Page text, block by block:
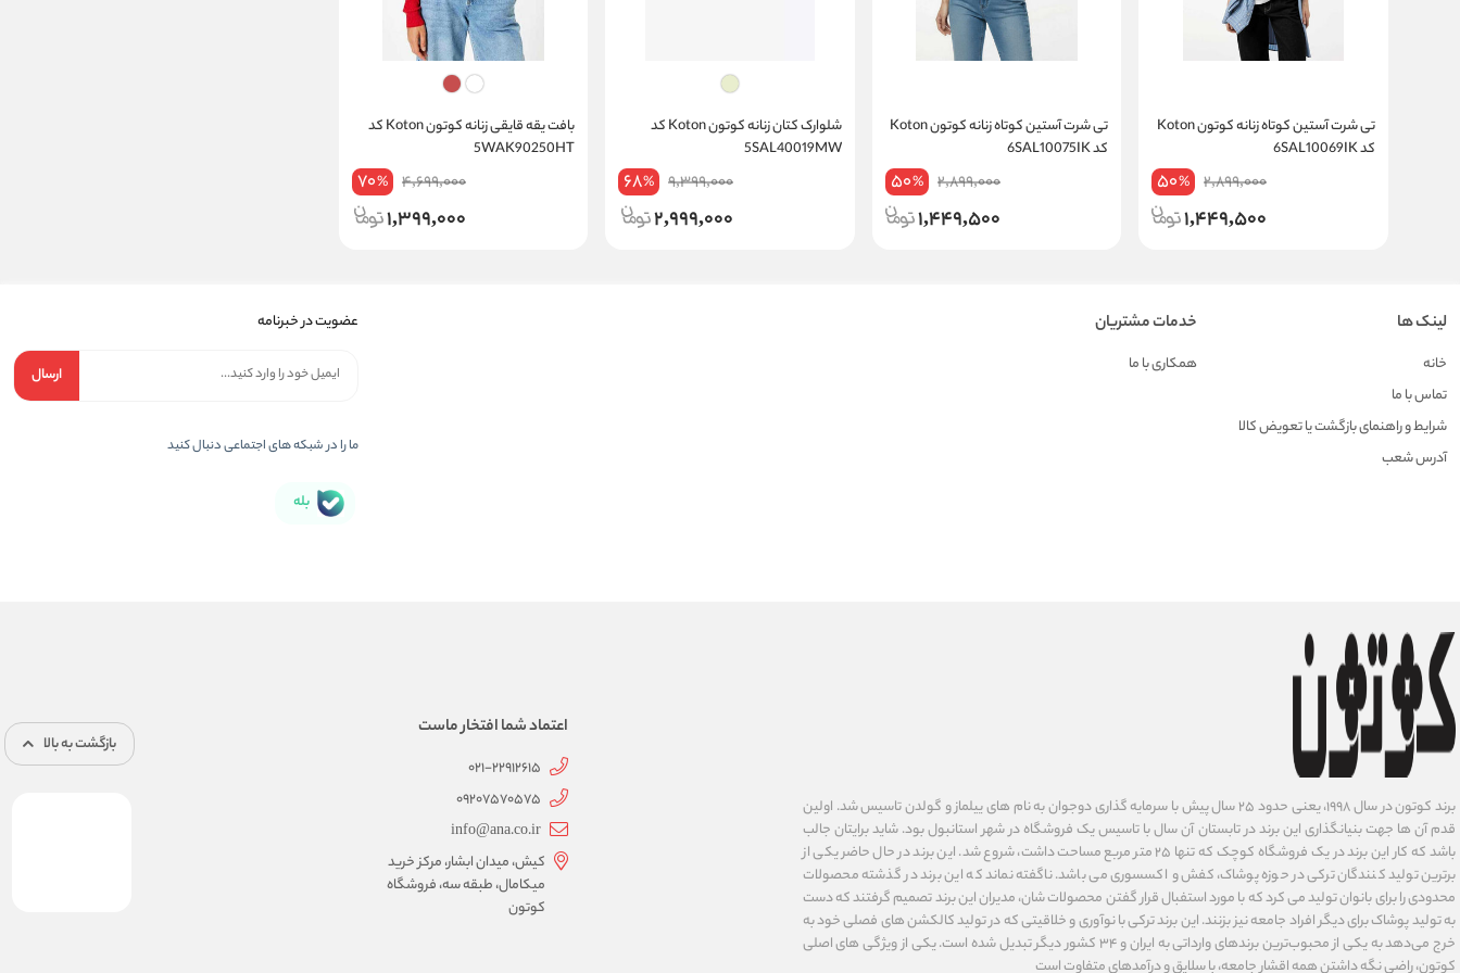
تی شرت آستین کوتاه زنانه کوتون Koton
کد 6SAL10069IK
2,899,000
50%
1,449,500
تی شرت آستین کوتاه زنانه کوتون Koton
کد 6SAL10075IK
2,899,000
50%
1,449,500
شلوارک کتان زنانه کوتون Koton کد
5SAL40019MW
9,399,000
68%
2,999,000
بافت یقه قایقی زنانه کوتون Koton کد
5WAK90250HT
4,699,000
70%
1,399,000
لینک ها
خانه
تماس با ما
شرایط و راهنمای بازگشت یا تعویض کالا
آدرس شعب
خدمات مشتریان
همکاری با ما
عضویت در خبرنامه
ارسال
ما را در شبکه های اجتماعی دنبال کنید
بله
برند کوتون در سال ۱۹۹۸، یعنی حدود ۲۵ سال پیش با سرمایه گذاری دوجوان به نام های ییلماز و گولدن تاسیس شد. اولین
قدم آن ها جهت بنیانگذاری این برند در تابستان آن سال با تاسیس یک فروشگاه در شهر استانبول بود. شاید برایتان جالب
باشد که کار این برند در یک فروشگاه کوچک که تنها ۲۵ متر مربع مساحت داشت، شروع شد. این برند در حال حاضر یکی از
برترین تولید کنندگان ترکی در حوزه پوشاک، کفش و اکسسوری می باشد. ناگفته نماند که این برند در گذشته محصولات
محدودی را برای بانوان تولید می کرد که با مورد استفبال قرار گفتن محصولات شان، مدیران این برند تصمیم گرفتند که دست
به تولید پوشاک برای دیگر افراد جامعه نیز بزنند. این برند ترکی با نوآوری ‌و خلاقیتی که در تولید کالکشن های فصلی خود به
خرج می‌دهد به یکی از محبوب‌ترین برندهای وارداتی به ایران و ۳۴ کشور دیگر تبدیل شده‌ است. یکی از ویژگی های اصلی
کوتون، راضی نگه داشتن همه اقشار جامعه، با سلایق و درآمدهای متفاوت است
اعتماد شما افتخار ماست
021-22912615
09207570575
info@ana.co.ir
کیش، میدان ابشار، مرکز خرید
میکامال، طبقه سه، فروشگاه
کوتون
بازگشت به بالا